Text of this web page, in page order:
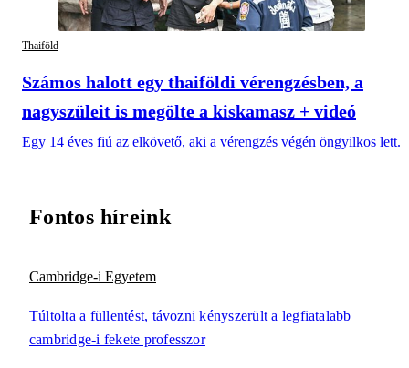
Thaiföld
Számos halott egy thaiföldi vérengzésben, a
nagyszüleit is megölte a kiskamasz + videó
Egy 14 éves fiú az elkövető, aki a vérengzés végén öngyilkos lett.
Fontos híreink
Cambridge-i Egyetem
Túltolta a füllentést, távozni kényszerült a legfiatalabb
cambridge-i fekete professzor